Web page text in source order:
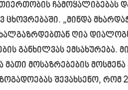
ჩამოყალიბებას
„მინდა
ღია
განხილვას ემსახურება.
მოსაზრებების მოსმენა
შევახსენო, რომ